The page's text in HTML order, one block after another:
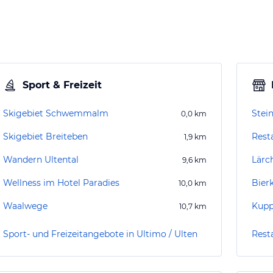
Sport & Freizeit
Skigebiet Schwemmalm 0,0 km
Skigebiet Breiteben 1,9 km
Wandern Ultental 9,6 km
Wellness im Hotel Paradies 10,0 km
Waalwege 10,7 km
Sport- und Freizeitangebote in Ultimo / Ulten